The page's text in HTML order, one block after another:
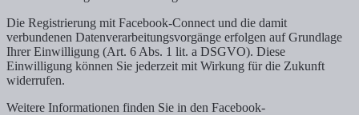
Die Registrierung mit Facebook-Connect und die damit
verbundenen Datenverarbeitungsvorgänge erfolgen auf Grundlage
Ihrer Einwilligung (Art. 6 Abs. 1 lit. a DSGVO). Diese
Einwilligung können Sie jederzeit mit Wirkung für die Zukunft
widerrufen.
Weitere Informationen finden Sie in den Facebook-